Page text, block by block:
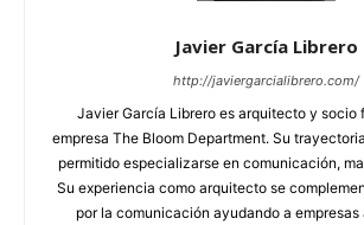
Javier García Librero
http://javiergarcialibrero.com/
Javier García Librero es arquitecto y socio
empresa The Bloom Department. Su
permitido especializarse en comunicación,
Su experiencia como arquitecto se
por la comunicación ayudando a empresas